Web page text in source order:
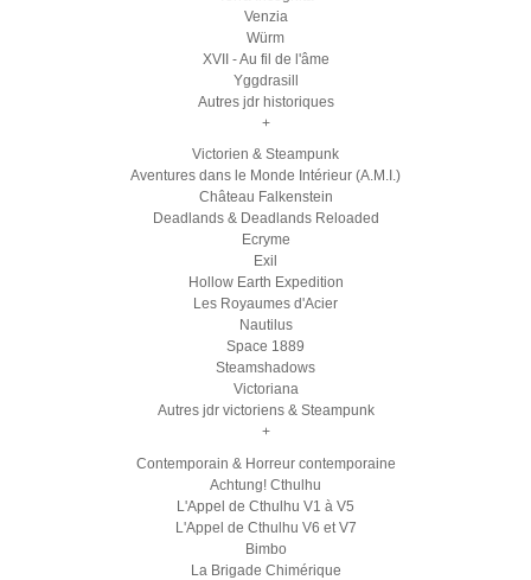
Venzia
Würm
XVII - Au fil de l'âme
Yggdrasill
Autres jdr historiques
+
Victorien & Steampunk
Aventures dans le Monde Intérieur (A.M.I.)
Château Falkenstein
Deadlands & Deadlands Reloaded
Ecryme
Exil
Hollow Earth Expedition
Les Royaumes d'Acier
Nautilus
Space 1889
Steamshadows
Victoriana
Autres jdr victoriens & Steampunk
+
Contemporain & Horreur contemporaine
Achtung! Cthulhu
L'Appel de Cthulhu V1 à V5
L'Appel de Cthulhu V6 et V7
Bimbo
La Brigade Chimérique